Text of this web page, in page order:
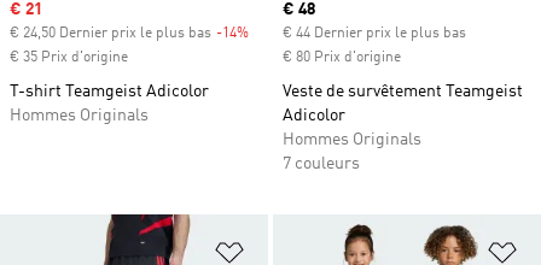
Prix soldé
€ 21
€ 24,50 Dernier prix le plus bas -14% Rabais
€ 35 Prix d'origine
T-shirt Teamgeist Adicolor
Hommes Originals
Prix actuel
€ 48
€ 44 Dernier prix le plus bas
€ 80 Prix d'origine
Veste de survêtement Teamgeist
Adicolor
Hommes Originals
7 couleurs
Ajouter à la Liste de produits